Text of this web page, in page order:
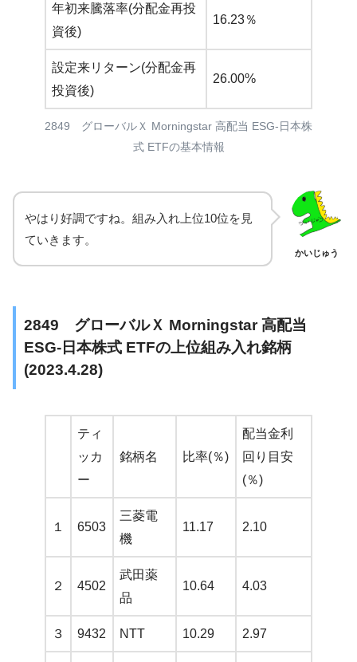
年初来騰落率(分配金再投
資後)
16.23％
設定来リターン(分配金再
投資後)
26.00%
2849 グローバルＸ Morningstar 高配当 ESG-日本株
式 ETFの基本情報
かいじゅう
やはり好調ですね。組み入れ上位10位を見
ていきます。
2849 グローバルＸ Morningstar 高配当
ESG-日本株式 ETFの上位組み入れ銘柄
(2023.4.28)
ティ
ッカ
ー
銘柄名 比率(％)
配当金利
回り目安
(％)
１ 6503
三菱電
機
11.17 2.10
２ 4502
武田薬
品
10.64 4.03
３ 9432 NTT 10.29 2.97